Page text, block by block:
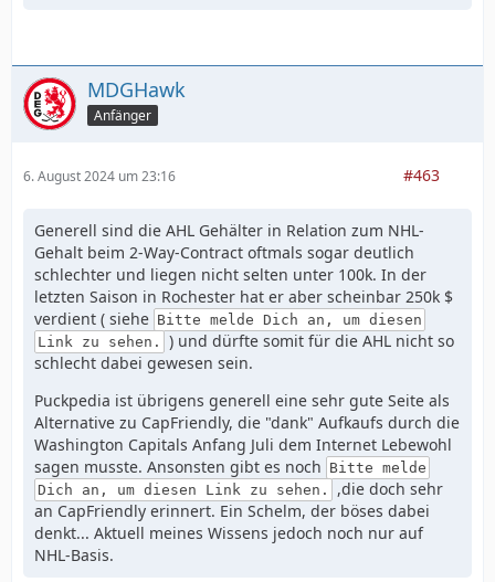
MDGHawk
Anfänger
6. August 2024 um 23:16 #463
Generell sind die AHL Gehälter in Relation zum NHL-
Gehalt beim 2-Way-Contract oftmals sogar deutlich
schlechter und liegen nicht selten unter 100k. In der
letzten Saison in Rochester hat er aber scheinbar 250k $
verdient ( siehe Bitte melde Dich an, um diesen
Link zu sehen.
) und dürfte somit für die AHL nicht so
schlecht dabei gewesen sein.
Puckpedia ist übrigens generell eine sehr gute Seite als
Alternative zu CapFriendly, die "dank" Aufkaufs durch die
Washington Capitals Anfang Juli dem Internet Lebewohl
sagen musste. Ansonsten gibt es noch Bitte melde
Dich an, um diesen Link zu sehen.
,die doch sehr
an CapFriendly erinnert. Ein Schelm, der böses dabei
denkt... Aktuell meines Wissens jedoch noch nur auf
NHL-Basis.